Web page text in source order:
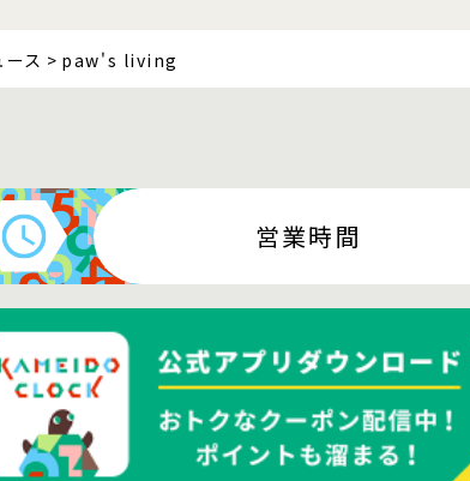
ス paw's living
営業時間